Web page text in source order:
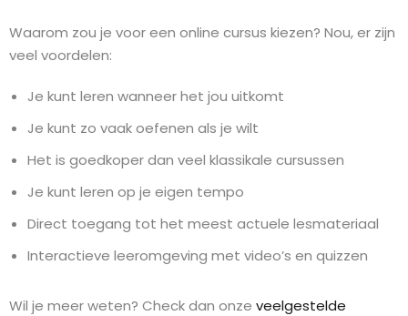
Waarom zou je voor een online cursus kiezen? Nou, er zijn
veel voordelen:
Je kunt leren wanneer het jou uitkomt
Je kunt zo vaak oefenen als je wilt
Het is goedkoper dan veel klassikale cursussen
Je kunt leren op je eigen tempo
Direct toegang tot het meest actuele lesmateriaal
Interactieve leeromgeving met video’s en quizzen
Wil je meer weten? Check dan onze veelgestelde